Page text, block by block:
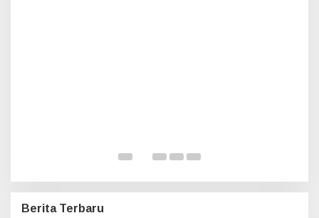
Berita Terbaru